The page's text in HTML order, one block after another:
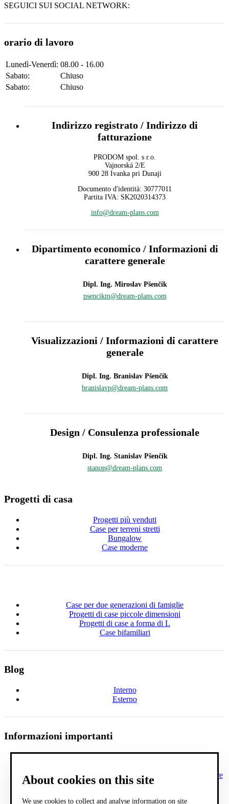
SEGUICI SUI SOCIAL NETWORK:
orario di lavoro
Lunedì-Venerdì: 08.00 - 16.00
Sabato:
Chiuso
Sabato:
Chiuso
Indirizzo registrato / Indirizzo di
fatturazione
PRODOM spol. s r.o.
Vajnorská 2/E
900 28 Ivanka pri Dunaji
Documento d'identità: 30777011
Partita IVA: SK2020314373
info@dream-plans.com
Dipartimento economico / Informazioni di
carattere generale
Dipl. Ing. Miroslav Pšenčík
psencikm@dream-plans.com
Visualizzazioni / Informazioni di carattere
generale
Dipl. Ing. Branislav Pšenčík
branislavp@dream-plans.com
Design / Consulenza professionale
Dipl. Ing. Stanislav Pšenčík
stanop@dream-plans.com
Progetti di casa
Progetti più venduti
Case per terreni stretti
Bungalow
Case moderne
Case per due generazioni di famiglie
Progetti di case piccole dimensioni
Progetti di case a forma di L
Case bifamiliari
Blog
Interno
Esterno
Informazioni importanti
FAQ
Esempio di documentazione di progetto di una casa familiare
COOKIES
About cookies on this site
We use cookies to collect and analyse information on site